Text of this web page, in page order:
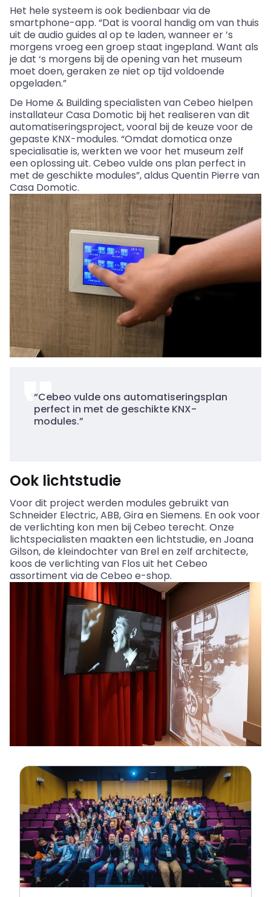
Het hele systeem is ook bedienbaar via de
smartphone-app. “Dat is vooral handig om van thuis
uit de audio guides al op te laden, wanneer er ’s
morgens vroeg een groep staat ingepland. Want als
je dat ‘s morgens bij de opening van het museum
moet doen, geraken ze niet op tijd voldoende
opgeladen.”
De Home & Building specialisten vanCebeo hielpen
installateurCasa Domotic bij het realiseren van dit
automatiseringsproject, vooral bij de keuze voor de
gepaste KNX-modules. “Omdat domoticaonze
specialisatie is, werkten we voor het museum zelf
een oplossing uit. Cebeo vulde ons plan perfect in
met de geschikte modules”, aldus Quentin Pierre van
Casa Domotic.
“Cebeo vulde ons automatiseringsplan
perfect in met de geschikte KNX-
modules.”
Ook lichtstudie
Voor dit project werden modules gebruikt van
Schneider Electric, ABB,Giraen Siemens. En ook voor
de verlichting kon men bijCebeo terecht. Onze
lichtspecialisten maakten een lichtstudie, enJoana
Gilson, de kleindochter van Brel en zelf architecte,
koos de verlichting van Flos uit het Cebeo
assortiment via de Cebeo e-shop.